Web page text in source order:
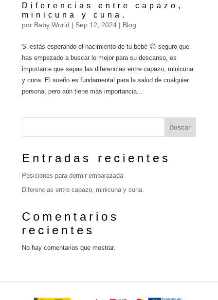
Diferencias entre capazo,
minicuna y cuna.
por Baby World | Sep 12, 2024| Blog
Si estás esperando el nacimiento de tu bebé 😊 seguro que
has empezado a buscar lo mejor para su descanso, es
importante que sepas las diferencias entre capazo, minicuna
y cuna. El sueño es fundamental para la salud de cualquier
persona, pero aún tiene más importancia...
Buscar
Entradas recientes
Posiciones para dormir embarazada
Diferencias entre capazo, minicuna y cuna.
Comentarios
recientes
No hay comentarios que mostrar.